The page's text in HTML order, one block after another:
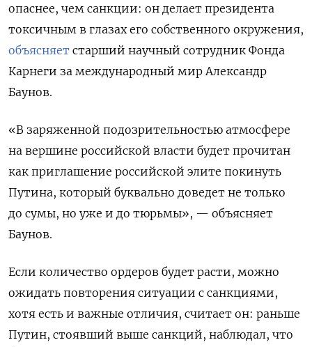
опаснее, чем санкции: он делает президента
токсичным в глазах его собственного окружения,
объясняет старший научный сотрудник Фонда
Карнеги за международный мир Александр
Баунов.
«В заряженной подозрительностью атмосфере
на вершине российской власти будет прочитан
как приглашение российской элите покинуть
Путина, который буквально доведет не только
до сумы, но уже и до тюрьмы», — объясняет
Баунов.
Если количество ордеров будет расти, можно
ожидать повторения ситуации с санкциями,
хотя есть и важные отличия, считает он: раньше
Путин, стоявший выше санкций, наблюдал, что